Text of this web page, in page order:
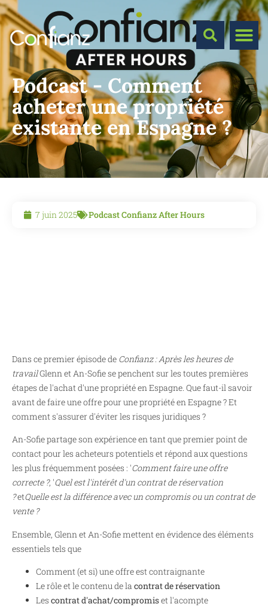
Podcast - Comment
acheter une propriété
existante en Espagne ?
7 juin 2025 Podcast Confianz After Hours
Dans ce premier épisode de Confianz : Après les heures de
travailGlenn et An-Sofie se penchent sur les toutes premières
étapes de l'achat d'une propriété en Espagne. Que faut-il savoir
avant de faire une offre pour une propriété en Espagne ? Et
comment s'assurer d'éviter les risques juridiques ?
An-Sofie partage son expérience en tant que premier point de
contact pour les acheteurs potentiels et répond aux questions
les plus fréquemment posées : 'Comment faire une offre
correcte ?, 'Quel est l'intérêt d'un contrat de réservation
?etQuelle est la différence avec un compromis ou un contrat de
vente ?
Ensemble, Glenn et An-Sofie mettent en évidence des éléments
essentiels tels que
Comment (et si) une offre est contraignante
Le rôle et le contenu de la contrat de réservation
Les contrat d'achat/compromiset l'acompte